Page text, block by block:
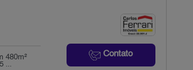
Contato
480m²
...